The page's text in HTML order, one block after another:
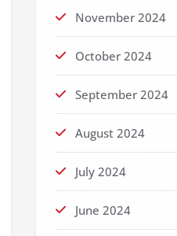
November 2024
October 2024
September 2024
August 2024
July 2024
June 2024